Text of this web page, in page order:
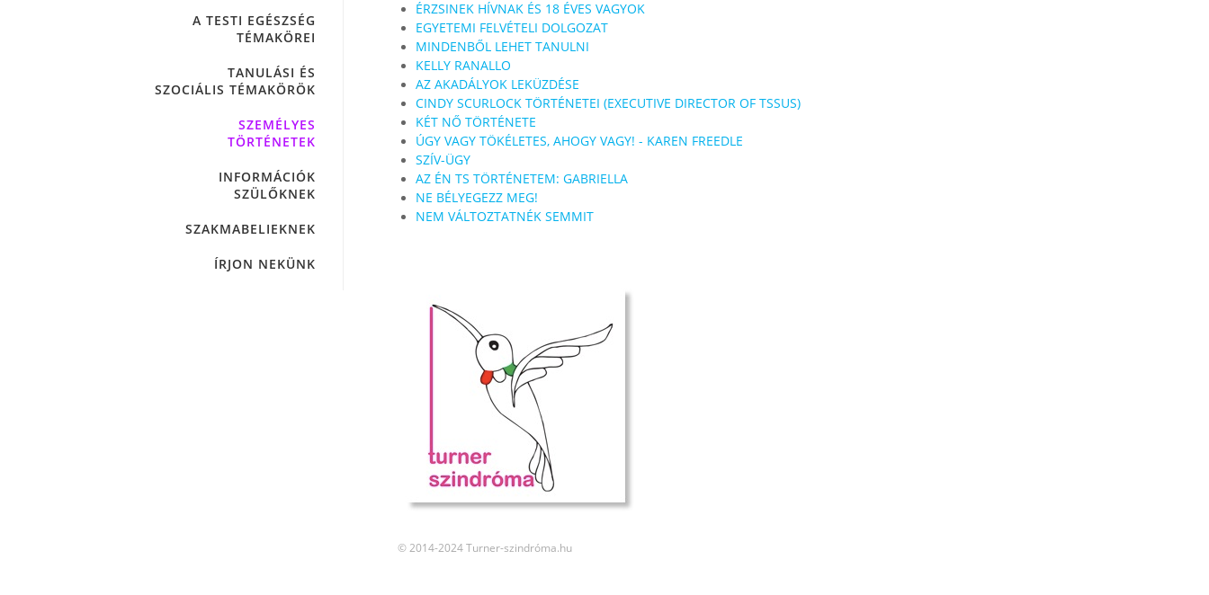
A TESTI EGÉSZSÉG
TÉMAKÖREI
TANULÁSI ÉS
SZOCIÁLIS TÉMAKÖRÖK
SZEMÉLYES
TÖRTÉNETEK
INFORMÁCIÓK
SZÜLŐKNEK
SZAKMABELIEKNEK
ÍRJON NEKÜNK
ÉRZSINEK HÍVNAK ÉS 18 ÉVES VAGYOK
EGYETEMI FELVÉTELI DOLGOZAT
MINDENBŐL LEHET TANULNI
KELLY RANALLO
AZ AKADÁLYOK LEKÜZDÉSE
CINDY SCURLOCK TÖRTÉNETEI (EXECUTIVE DIRECTOR OF TSSUS)
KÉT NŐ TÖRTÉNETE
ÚGY VAGY TÖKÉLETES, AHOGY VAGY! - KAREN FREEDLE
SZÍV-ÜGY
AZ ÉN TS TÖRTÉNETEM: GABRIELLA
NE BÉLYEGEZZ MEG!
NEM VÁLTOZTATNÉK SEMMIT
© 2014-2024 Turner-szindróma.hu